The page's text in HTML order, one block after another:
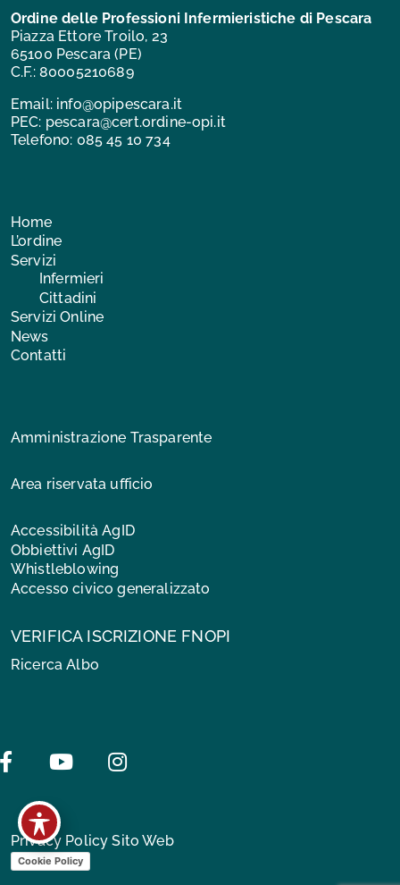
Ordine delle Professioni Infermieristiche di Pescara
Piazza Ettore Troilo, 23
65100 Pescara (PE)
C.F.: 80005210689
Email: info@opipescara.it
PEC: pescara@cert.ordine-opi.it
Telefono: 085 45 10 734
Home
L’ordine
Servizi
Infermieri
Cittadini
Servizi Online
News
Contatti
Amministrazione Trasparente
Area riservata ufficio
Accessibilità AgID
Obbiettivi AgID
Whistleblowing
Accesso civico generalizzato
VERIFICA ISCRIZIONE FNOPI
Ricerca Albo
FacebookYoutube
Privacy Policy Sito Web
Cookie Policy